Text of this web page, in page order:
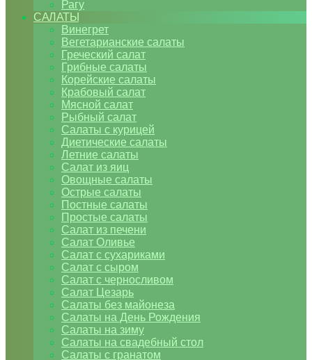
Рагу
САЛАТЫ
Винегрет
Вегетарианские салаты
Греческий салат
Грибные салаты
Корейские салаты
Крабовый салат
Мясной салат
Рыбный салат
Салаты с курицей
Диетические салаты
Летние салаты
Салат из яиц
Овощные салаты
Острые салаты
Постные салаты
Простые салаты
Салат из печени
Салат Оливье
Салат с сухариками
Салат с сыром
Салат с черносливом
Салат Цезарь
Салаты без майонеза
Салаты на День Рождения
Салаты на зиму
Салаты на свадебный стол
Салаты с гранатом